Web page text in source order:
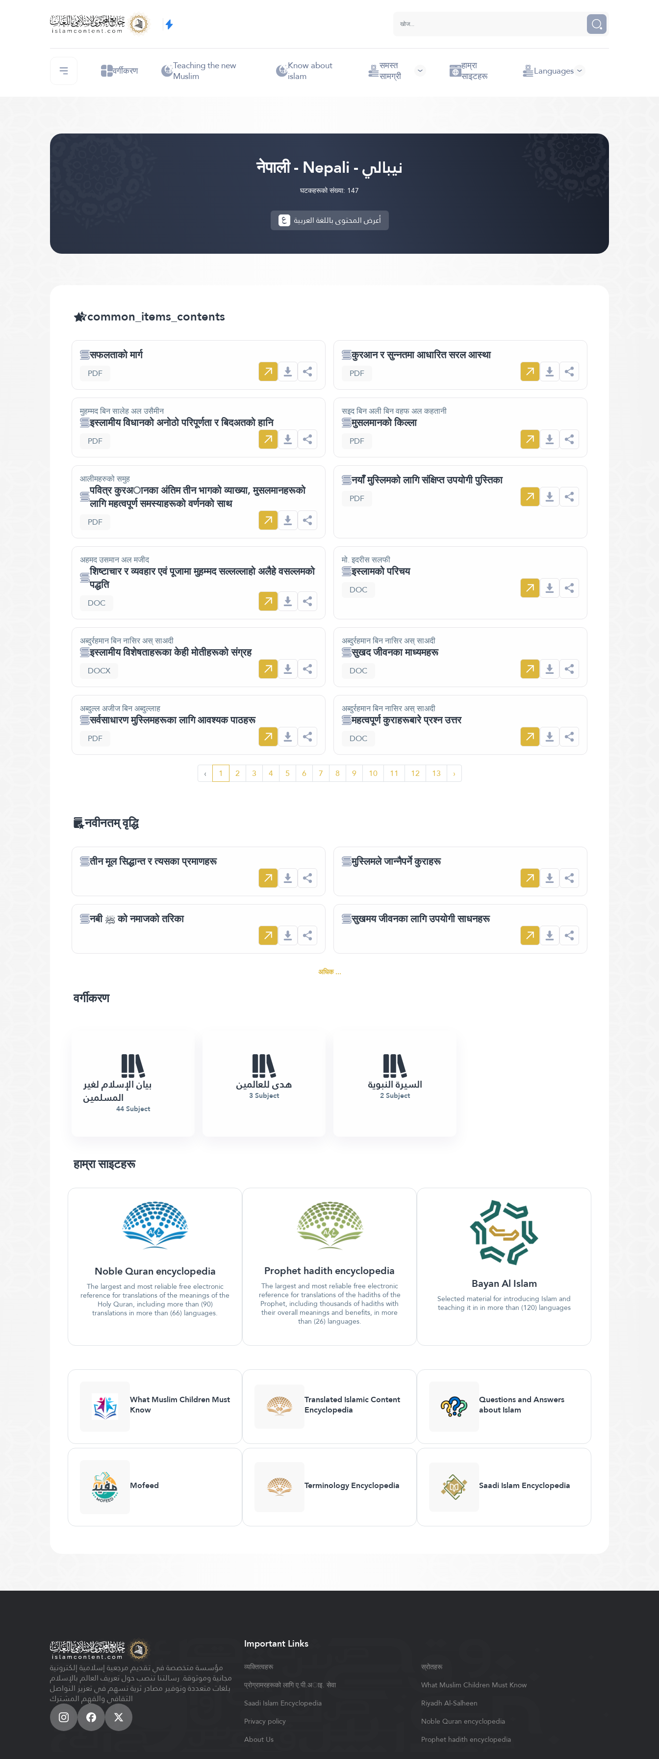
वर्गीकरण Teaching the new
Muslim
Know about
islam
समस्त
सामग्री
हाम्रा
साइटहरू Languages
नेपाली - Nepali - نيبالي
घटकहरूको संख्या: 147
أعرض المحتوى باللغة العربية
common_items_contents
सफलताको मार्ग
PDF
कुरआन र सुन्नतमा आधारित सरल आस्था
PDF
मुहम्मद बिन सालेह अल उसैमीन
इस्लामीय विधानको अनोठो परिपूर्णता र बिदअतको हानि
PDF
सइद बिन अली बिन वहफ अल कहतानी
मुसलमानको किल्ला
PDF
आलीमहरुको समुह
पवित्र कुरअानका अंतिम तीन भागको व्याख्या, मुसलमानहरूको
लागि महत्वपूर्ण समस्याहरूको वर्णनको साथ
PDF
नयाँ मुस्लिमको लागि संक्षिप्त उपयोगी पुस्तिका
PDF
अहमद उसमान अल मजीद
शिष्टाचार र व्यवहार एवं पूजामा मुहम्मद सल्लल्लाहो अलैहे वसल्लमको
पद्धति
DOC
मो. इदरीस सलफी
इस्लामको परिचय
DOC
अब्दुर्रहमान बिन नासिर अस् साअदी
इस्लामीय विशेषताहरूका केही मोतीहरूको संग्रह
DOCX
अब्दुर्रहमान बिन नासिर अस् साअदी
सुखद जीवनका माध्यमहरू
DOC
अब्दुल्ल अजीज बिन अब्दुल्लाह
सर्वसाधारण मुस्लिमहरूका लागि आवश्यक पाठहरू
PDF
अब्दुर्रहमान बिन नासिर अस् साअदी
महत्वपूर्ण कुराहरूबारे प्रश्न उत्तर
DOC
‹ 1 2 3 4 5 6 7 8 9 10 11 12 13 ›
नवीनतम् वृद्धि
तीन मूल सिद्धान्त र त्यसका प्रमाणहरू मुस्लिमले जान्नैपर्ने कुराहरू
नबी ﷺ को नमाजको तरिका सुखमय जीवनका लागि उपयोगी साधनहरू
अधिक ...
वर्गीकरण
بيان الإسلام لغير
المسلمين
44 Subject
هدى للعالمين
3 Subject
السيرة النبوية
2 Subject
हाम्रा साइटहरू
Noble Quran encyclopedia
The largest and most reliable free electronic
reference for translations of the meanings of the
Holy Quran, including more than (90)
translations in more than (66) languages.
Prophet hadith encyclopedia
The largest and most reliable free electronic
reference for translations of the hadiths of the
Prophet, including thousands of hadiths with
their overall meanings and benefits, in more
than (26) languages.
Bayan Al Islam
Selected material for introducing Islam and
teaching it in in more than (120) languages
What Muslim Children Must
Know
Translated Islamic Content
Encyclopedia
Questions and Answers
about Islam
Mofeed Terminology Encyclopedia Saadi Islam Encyclopedia
مؤسسة متخصصة في تقديم مرجعية إسلامية إلكترونية
مجانية وموثوقة. رسالتنا تنصب حول تعريف العالم بالإسلام
بلغات متعددة وتوفير مصادر ثرية تسهم في تعزيز التواصل
الثقافي والفهم المشترك
Important Links
व्यक्तित्वहरू
स्रोतहरू
प्रोग्रामरहरूको लागि ए.पी.अाइ. सेवा
What Muslim Children Must Know
Saadi Islam Encyclopedia
Riyadh Al-Salheen
Privacy policy
Noble Quran encyclopedia
About Us
Prophet hadith encyclopedia